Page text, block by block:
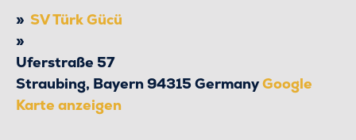
SV Türk Gücü
Uferstraße 57
Straubing, Bayern94315GermanyGoogle
Karte anzeigen